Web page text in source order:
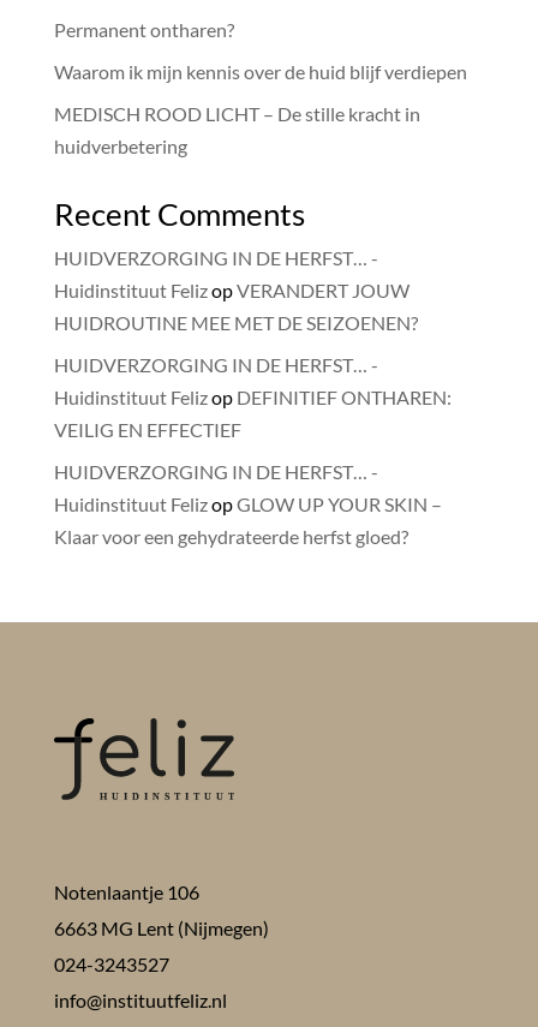
Permanent ontharen?
Waarom ik mijn kennis over de huid blijf verdiepen
MEDISCH ROOD LICHT – De stille kracht in
huidverbetering
Recent Comments
HUIDVERZORGING IN DE HERFST… -
Huidinstituut FelizopVERANDERT JOUW
HUIDROUTINE MEE MET DE SEIZOENEN?
HUIDVERZORGING IN DE HERFST… -
Huidinstituut Felizop DEFINITIEF ONTHAREN:
VEILIG EN EFFECTIEF
HUIDVERZORGING IN DE HERFST… -
Huidinstituut FelizopGLOW UP YOUR SKIN –
Klaar voor een gehydrateerde herfst gloed?
Notenlaantje 106
6663 MG Lent (Nijmegen)
024-3243527
info@instituutfeliz.nl